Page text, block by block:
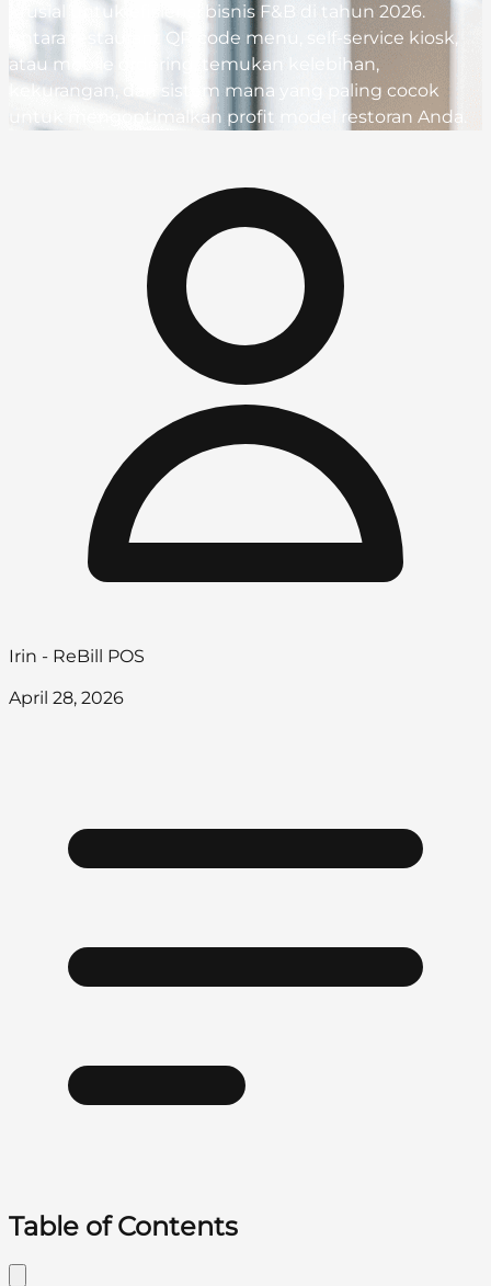
krusial untuk efisiensi bisnis F&B di tahun 2026.
Antara restaurant QR code menu, self-service kiosk,
atau mobile ordering, temukan kelebihan,
kekurangan, dan sistem mana yang paling cocok
untuk mengoptimalkan profit model restoran Anda.
Irin - ReBill POS
April 28, 2026
Table of Contents